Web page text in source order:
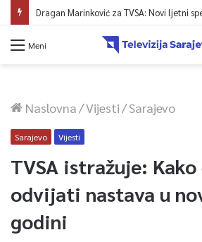
Izložba luksuznih i sportskih automobila na
Meni
Naslovna/Vijesti/Sarajevo
Sarajevo Vijesti
TVSA istražuje: Kako
odvijati nastava u
godini